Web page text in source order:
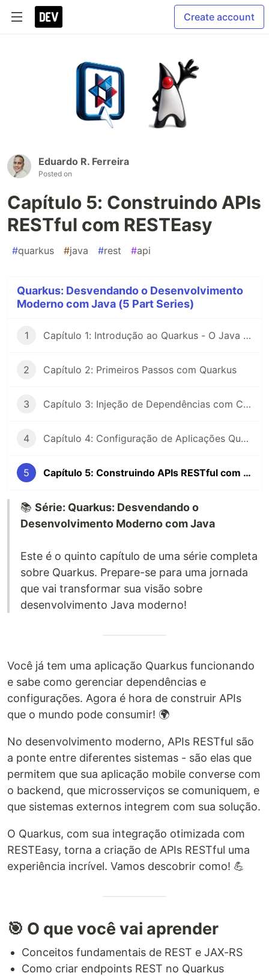
Create account
Eduardo R. Ferreira
Posted on
Capítulo 5: Construindo APIs
RESTful com RESTEasy
#quarkus #java #rest #api
Quarkus: Desvendando o Desenvolvimento
Moderno com Java (5 Part Series)
1 Capítulo 1: Introdução ao Quarkus - O Java Supersônico para a Era da Nuvem
2 Capítulo 2: Primeiros Passos com Quarkus
3 Capítulo 3: Injeção de Dependências com CDI no Quarkus
4 Capítulo 4: Configuração de Aplicações Quarkus
5 Capítulo 5: Construindo APIs RESTful com RESTEasy
📚 Série: Quarkus: Desvendando o
Desenvolvimento Moderno com Java
Este é o quinto capítulo de uma série completa
sobre Quarkus. Prepare-se para uma jornada
que vai transformar sua visão sobre
desenvolvimento Java moderno!
Você já tem uma aplicação Quarkus funcionando
e sabe como gerenciar dependências e
configurações. Agora é hora de construir APIs
que o mundo pode consumir! 🌍
No desenvolvimento moderno, APIs RESTful são
a ponte entre diferentes sistemas - são elas que
permitem que sua aplicação mobile converse com
o backend, que microsserviços se comuniquem, e
que sistemas externos integrem com sua solução.
O Quarkus, com sua integração otimizada com
RESTEasy, torna a criação de APIs RESTful uma
experiência incrível. Vamos descobrir como! 💪
🎯 O que você vai aprender
Conceitos fundamentais de REST e JAX-RS
Como criar endpoints REST no Quarkus